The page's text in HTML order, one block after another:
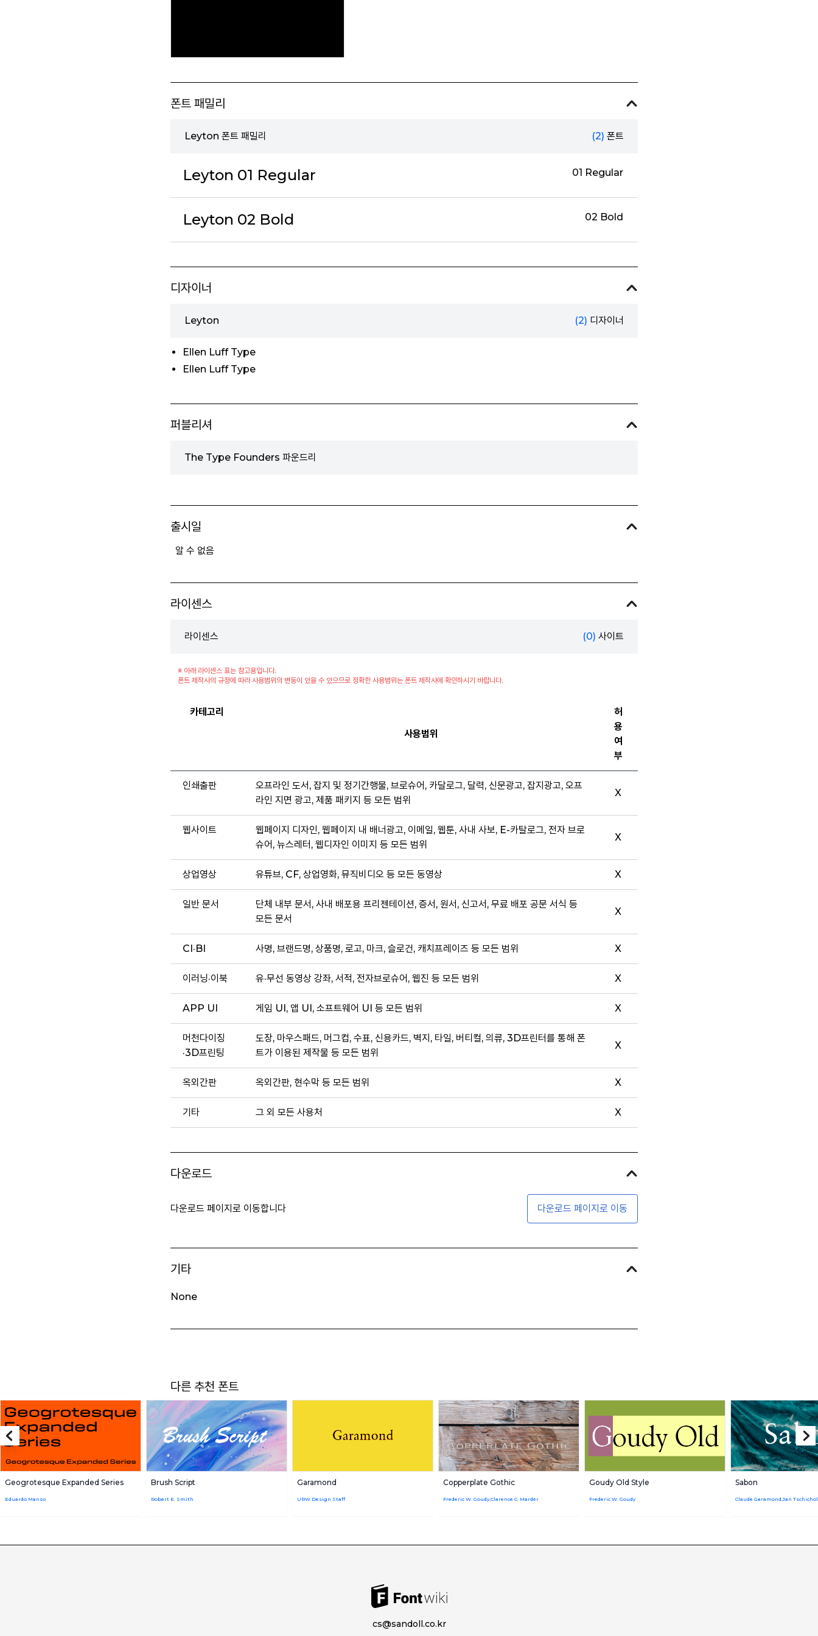
폰트 패밀리
Leyton 폰트 패밀리 (2) 폰트
Leyton 01 Regular 01 Regular
Leyton 02 Bold 02 Bold
디자이너
Leyton (2) 디자이너
Ellen Luff Type
Ellen Luff Type
퍼블리셔
The Type Founders 파운드리
출시일
알 수 없음
라이센스
라이센스 (0) 사이트
※ 아래 라이센스 표는 참고용입니다.
폰트 제작사의 규정에 따라 사용범위의 변동이 있을 수 있으므로 정확한 사용범위는 폰트 제작사에 확인하시기 바랍니다.
카테고리
사용범위
허
용
여
부
인쇄출판
오프라인 도서, 잡지 및 정기간행물, 브로슈어, 카달로그, 달력, 신문광고, 잡지광고, 오프
라인 지면 광고, 제품 패키지 등 모든 범위
X
웹사이트
웹페이지 디자인, 웹페이지 내 배너광고, 이메일, 웹툰, 사내 사보, E-카탈로그, 전자 브로
슈어, 뉴스레터, 웹디자인 이미지 등 모든 범위
X
상업영상 유튜브, CF, 상업영화, 뮤직비디오 등 모든 동영상 X
일반 문서
단체 내부 문서, 사내 배포용 프리젠테이션, 증서, 원서, 신고서, 무료 배포 공문 서식 등
모든 문서
X
CI·BI 사명, 브랜드명, 상품명, 로고, 마크, 슬로건, 캐치프레이즈 등 모든 범위 X
이러닝·이북 유·무선 동영상 강좌, 서적, 전자브로슈어, 웹진 등 모든 범위 X
APP UI 게임 UI, 앱 UI, 소프트웨어 UI 등 모든 범위 X
머천다이징
·3D프린팅
도장, 마우스패드, 머그컵, 수표, 신용카드, 벽지, 타일, 버티컬, 의류, 3D프린터를 통해 폰
트가 이용된 제작물 등 모든 범위
X
옥외간판 옥외간판, 현수막 등 모든 범위 X
기타 그 외 모든 사용처 X
다운로드
다운로드 페이지로 이동합니다 다운로드 페이지로 이동
기타
None
다른 추천 폰트
Geogrotesque Expanded Series
Eduardo Manso
Brush Script
Robert E. Smith
Garamond
URW Design Staff
Copperplate Gothic
Frederic W. Goudy,Clarence C. Marder
Goudy Old Style
Frederic W. Goudy
Sabon
Claude Garamond,Jan
cs@sandoll.co.kr